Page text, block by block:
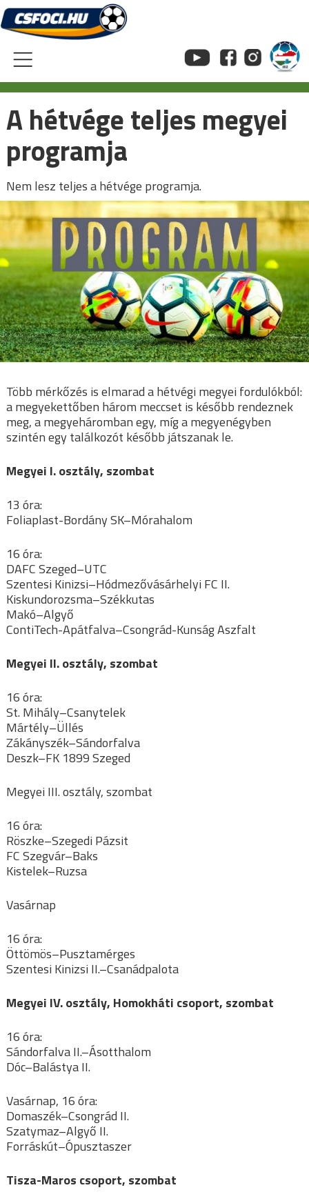
Skip
to
content
A hétvége teljes megyei
programja
Nem lesz teljes a hétvége programja.
Több mérkőzés is elmarad a hétvégi megyei fordulókból:
a megyekettőben három meccset is később rendeznek
meg, a megyeháromban egy, míg a megyenégyben
szintén egy találkozót később játszanak le.
Megyei I. osztály, szombat
13 óra:
Foliaplast-Bordány SK–Mórahalom
16 óra:
DAFC Szeged–UTC
Szentesi Kinizsi–Hódmezővásárhelyi FC II.
Kiskundorozsma–Székkutas
Makó–Algyő
ContiTech-Apátfalva–Csongrád-Kunság Aszfalt
Megyei II. osztály, szombat
16 óra:
St. Mihály–Csanytelek
Mártély–Üllés
Zákányszék–Sándorfalva
Deszk–FK 1899 Szeged
Megyei III. osztály, szombat
16 óra:
Röszke–Szegedi Pázsit
FC Szegvár–Baks
Kistelek–Ruzsa
Vasárnap
16 óra:
Öttömös–Pusztamérges
Szentesi Kinizsi II.–Csanádpalota
Megyei IV. osztály, Homokháti csoport, szombat
16 óra:
Sándorfalva II.–Ásotthalom
Dóc–Balástya II.
Vasárnap, 16 óra:
Domaszék–Csongrád II.
Szatymaz–Algyő II.
Forráskút–Ópusztaszer
Tisza-Maros csoport, szombat